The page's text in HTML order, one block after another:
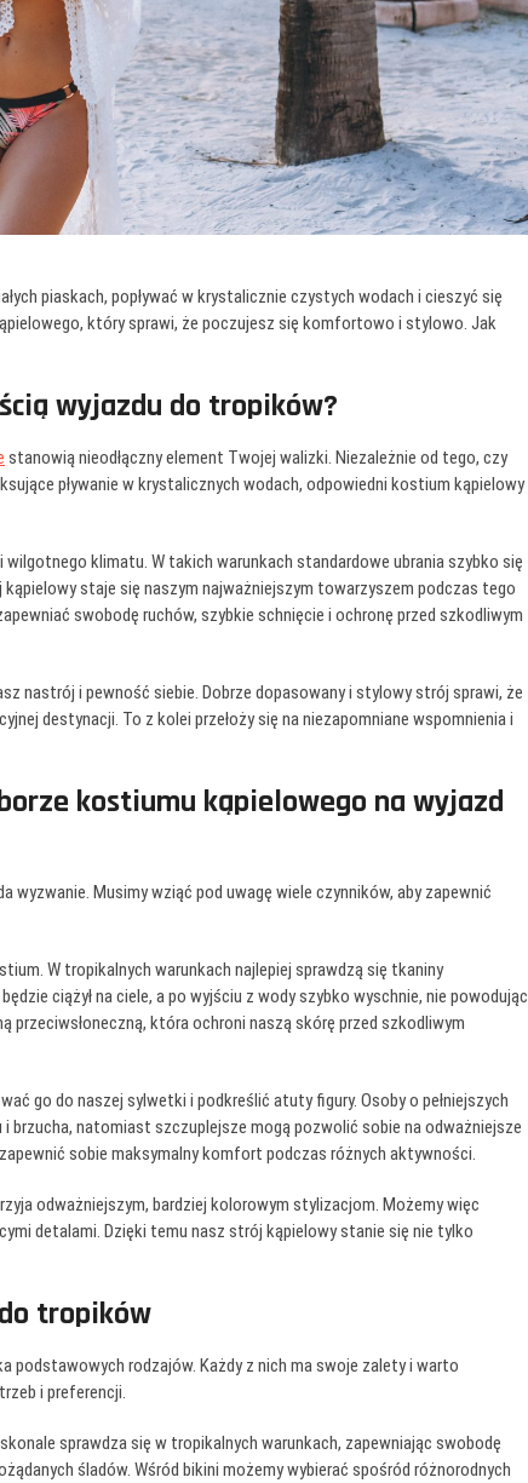
piaskach, popływać w krystalicznie czystych wodach i cieszyć się
który sprawi, że poczujesz się komfortowo i stylowo. Jak
wyjazdu do tropików?
stanowią nieodłączny element Twojej walizki. Niezależnie od tego, czy
pływanie w krystalicznych wodach, odpowiedni kostium kąpielowy
klimatu. W takich warunkach standardowe ubrania szybko się
staje się naszym najważniejszym towarzyszem podczas tego
swobodę ruchów, szybkie schnięcie i ochronę przed szkodliwym
nastrój i pewność siebie. Dobrze dopasowany i stylowy strój sprawi, że
destynacji. To z kolei przełoży się na niezapomniane wspomnienia i
kostiumu kąpielowego na wyjazd
Musimy wziąć pod uwagę wiele czynników, aby zapewnić
W tropikalnych warunkach najlepiej sprawdzą się tkaniny
ciążył na ciele, a po wyjściu z wody szybko wyschnie, nie powodując
która ochroni naszą skórę przed szkodliwym
go do naszej sylwetki i podkreślić atuty figury. Osoby o pełniejszych
natomiast szczuplejsze mogą pozwolić sobie na odważniejsze
sobie maksymalny komfort podczas różnych aktywności.
odważniejszym, bardziej kolorowym stylizacjom. Możemy więc
detalami. Dzięki temu nasz strój kąpielowy stanie się nie tylko
tropików
podstawowych rodzajów. Każdy z nich ma swoje zalety i warto
i preferencji.
sprawdza się w tropikalnych warunkach, zapewniając swobodę
śladów. Wśród bikini możemy wybierać spośród różnorodnych